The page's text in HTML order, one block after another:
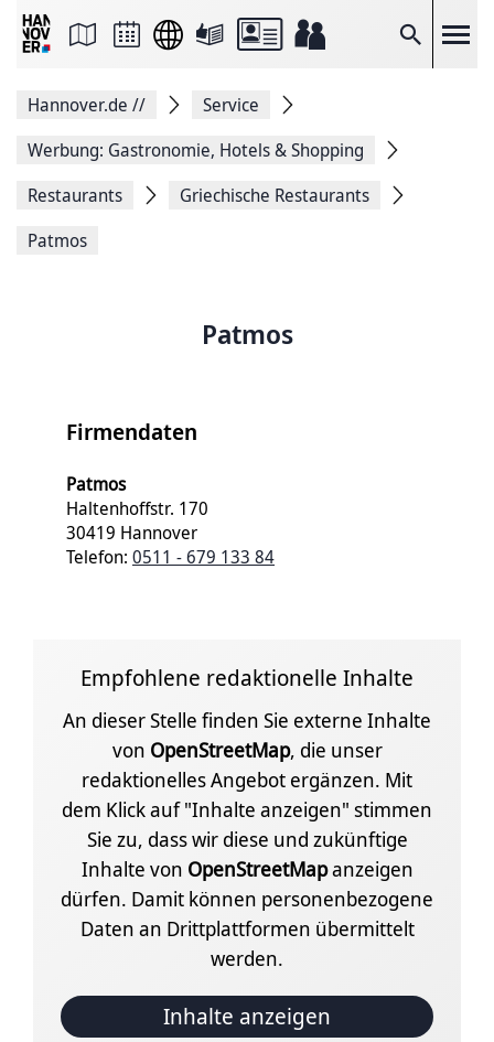
Suche
Seite
Facebook
teilen
Seitenlink
Seite
Hannover.de //
Service
Werbung: Gastronomie, Hotels & Shopping
Restaurants
Griechische Restaurants
Patmos
Patmos
Firmendaten
Patmos
Haltenhoffstr. 170
30419 Hannover
Telefon: 0511 - 679 133 84
Empfohlene redaktionelle Inhalte
An dieser Stelle finden Sie externe Inhalte
von OpenStreetMap, die unser
redaktionelles Angebot ergänzen. Mit
dem Klick auf "Inhalte anzeigen" stimmen
Sie zu, dass wir diese und zukünftige
Inhalte von OpenStreetMapanzeigen
dürfen. Damit können personenbezogene
Daten an Drittplattformen übermittelt
werden.
Inhalte anzeigen